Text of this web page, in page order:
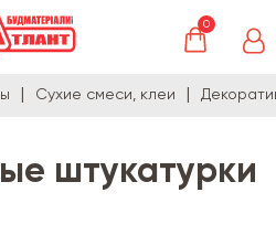
0
Сухие смеси, клеи
штукатурки